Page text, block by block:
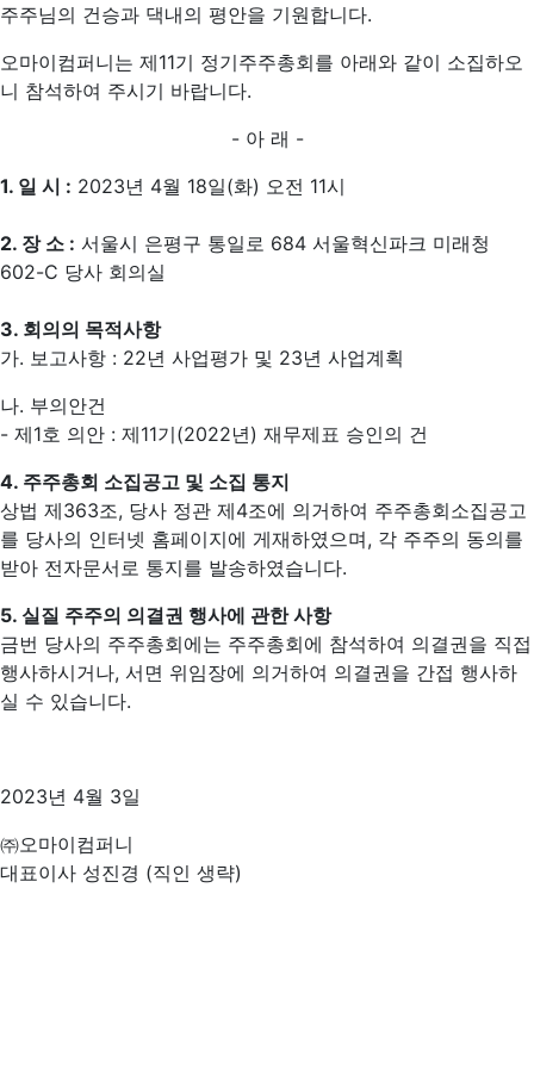
주주님의 건승과 댁내의 평안을 기원합니다.
오마이컴퍼니는 제11기 정기주주총회를 아래와 같이 소집하오
니 참석하여 주시기 바랍니다.
- 아 래 -
1. 일 시 : 2023년 4월 18일(화) 오전 11시
2. 장 소 : 서울시 은평구 통일로 684 서울혁신파크 미래청
602-C 당사 회의실
3. 회의의 목적사항
가. 보고사항 : 22년 사업평가 및 23년 사업계획
나. 부의안건
- 제1호 의안 : 제11기(2022년) 재무제표 승인의 건
4. 주주총회 소집공고 및 소집 통지
상법 제363조, 당사 정관 제4조에 의거하여 주주총회소집공고
를 당사의 인터넷 홈페이지에 게재하였으며, 각 주주의 동의를
받아 전자문서로 통지를 발송하였습니다.
5. 실질 주주의 의결권 행사에 관한 사항
금번 당사의 주주총회에는 주주총회에 참석하여 의결권을 직접
행사하시거나, 서면 위임장에 의거하여 의결권을 간접 행사하
실 수 있습니다.
2023년 4월 3일
㈜오마이컴퍼니
대표이사 성진경 (직인 생략)